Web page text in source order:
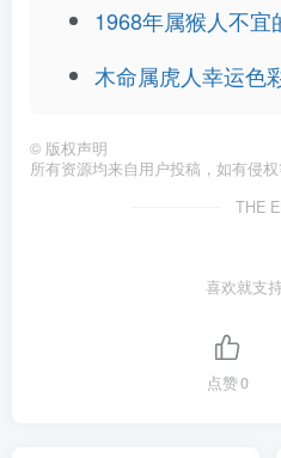
1968年属猴人不宜
木命属虎人幸运色
© 版权声明
所有资源均来自用户投稿，如有侵权
THE
喜欢就支
点赞0